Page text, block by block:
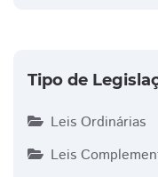
Tipo de
Leis Ordinárias
Leis